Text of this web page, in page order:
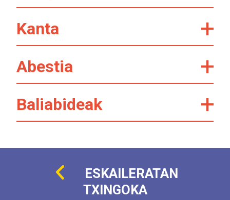
Kanta
Abestia
Baliabideak
ESKAILERATAN
TXINGOKA